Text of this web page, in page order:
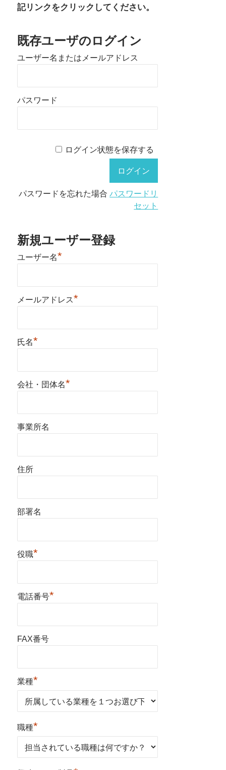
記リンクをクリックしてください。
既存ユーザのログイン
ユーザー名またはメールアドレス
パスワード
ログイン状態を保存する
パスワードを忘れた場合パスワードリ
セット
新規ユーザー登録
ユーザー名*
メールアドレス*
氏名*
会社・団体名*
事業所名
住所
部署名
役職*
電話番号*
FAX番号
業種*
職種*